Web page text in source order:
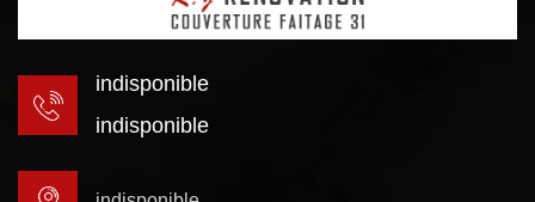
indisponible
indisponible